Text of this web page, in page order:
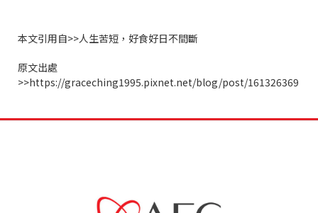
本文引用自>>人生苦短，好食好日不間斷
原文出處
>>https://graceching1995.pixnet.net/blog/post/161326369